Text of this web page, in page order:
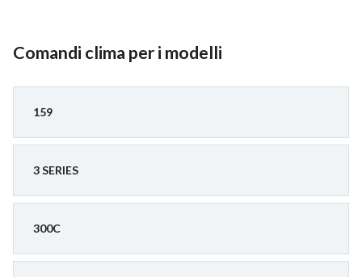
Comandi clima per i modelli
159
3 SERIES
300C